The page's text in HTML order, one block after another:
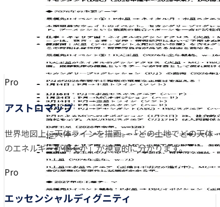
Pro
アストロマップ
世界地図上に天体ラインを描画。「どの土地でどの天体
のエネルギーが働くか」が視覚的に分かります。
Pro
エッセンシャルディグニティ